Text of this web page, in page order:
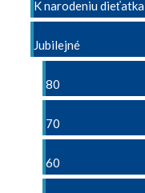
K narodeniu dieťatka
Jubilejné
80
70
60